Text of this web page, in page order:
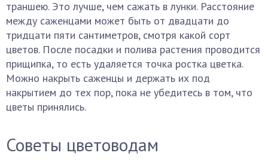
траншею. Это лучше, чем сажать в лунки. Расстояние
между саженцами может быть от двадцати до
тридцати пяти сантиметров, смотря какой сорт
цветов. После посадки и полива растения проводится
прищипка, то есть удаляется точка ростка цветка.
Можно накрыть саженцы и держать их под
накрытием до тех пор, пока не убедитесь в том, что
цветы принялись.
Советы цветоводам